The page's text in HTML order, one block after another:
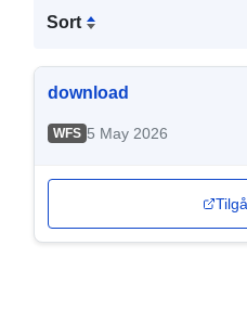
Sort
download
WFS 5 May 2026